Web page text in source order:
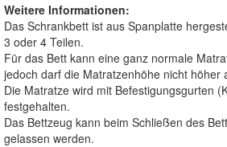
Weitere Informationen:
Das Schrankbett ist aus Spanplatte
3 oder 4 Teilen.
Für das Bett kann eine ganz normale
jedoch darf die Matratzenhöhe nicht höher
Die Matratze wird mit Befestigungsgurten
festgehalten.
Das Bettzeug kann beim Schließen des
gelassen werden.